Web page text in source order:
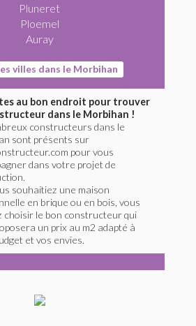
Pluneret
Ploemel
Auray
villes dans le Morbihan
au bon endroit pour trouver
dans le Morbihan !
constructeurs dans le
sont présents sur
pour vous
dans votre projet de
souhaitiez une maison
en brique ou en bois, vous
choisir le bon constructeur qui
un prix au m2 adapté à
et vos envies.